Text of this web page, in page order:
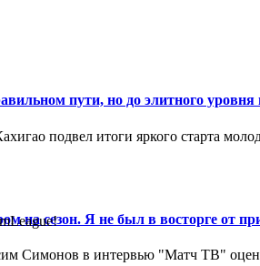
пути, но до элитного
подвел итоги яркого старта
на сезон. Я не был в восторге от
Симонов в интервью "Матч ТВ"